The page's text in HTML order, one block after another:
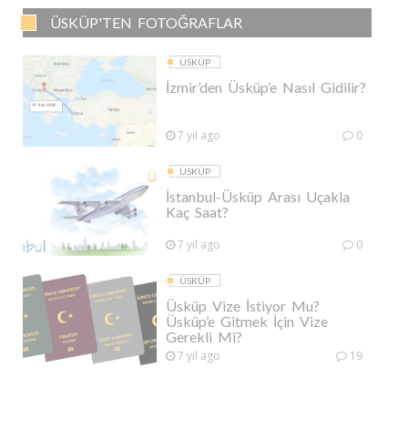
ÜSKÜP'TEN FOTOĞRAFLAR
ÜSKÜP
İzmir’den Üsküp’e Nasıl Gidilir?
7 yıl ago 0
ÜSKÜP
İstanbul-Üsküp Arası Uçakla
Kaç Saat?
7 yıl ago 0
ÜSKÜP
Üsküp Vize İstiyor Mu?
Üsküp’e Gitmek İçin Vize
Gerekli Mi?
7 yıl ago 19